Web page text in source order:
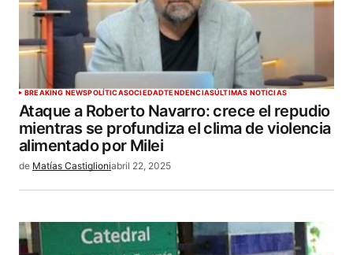
BREAKING NEWSPOLÍTICASOCIEDADTENDENCIASÚLTIMAS NOTICIAS
Ataque a Roberto Navarro: crece el repudio
mientras se profundiza el clima de violencia
alimentado por Milei
de Matías Castiglioniabril 22, 2025